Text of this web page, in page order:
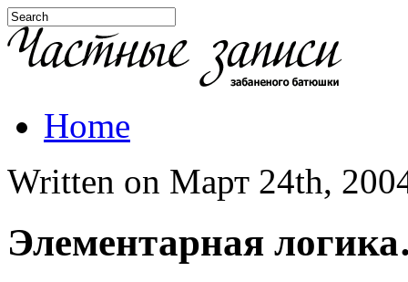
Home
Written on Март 24th,
Элементарная